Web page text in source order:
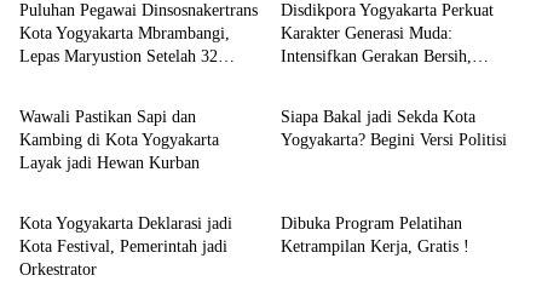
Puluhan Pegawai Dinsosnakertrans
Kota Yogyakarta Mbrambangi,
Lepas Maryustion Setelah 32
Disdikpora Yogyakarta Perkuat
Karakter Generasi Muda:
Intensifkan Gerakan Bersih,
Headline
Wawali Pastikan Sapi dan
Kambing di Kota Yogyakarta
Layak jadi Hewan Kurban
Siapa Bakal jadi Sekda Kota
Yogyakarta? Begini Versi Politisi
Headline
Kota Yogyakarta Deklarasi jadi
Kota Festival, Pemerintah jadi
Orkestrator
Dibuka Program Pelatihan
Ketrampilan Kerja, Gratis !